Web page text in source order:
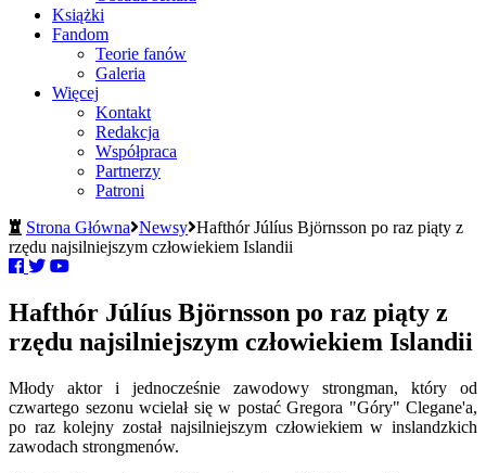
Książki
Fandom
Teorie fanów
Galeria
Więcej
Kontakt
Redakcja
Współpraca
Partnerzy
Patroni
Strona Główna Newsy Hafthór Júlíus Björnsson po raz piąty z
rzędu najsilniejszym człowiekiem Islandii
Hafthór Júlíus Björnsson po raz piąty z
rzędu najsilniejszym człowiekiem Islandii
Młody aktor i jednocześnie zawodowy strongman, który od
czwartego sezonu wcielał się w postać Gregora "Góry" Clegane'a,
po raz kolejny został najsilniejszym człowiekiem w inslandzkich
zawodach strongmenów.